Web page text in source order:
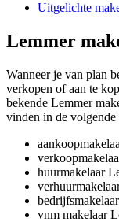
Uitgelichte
Lemmer
Wanneer je van plan
verkopen of aan te
bekende Lemmer
vinden in de volgende
huurmakelaar
vnm makelaar